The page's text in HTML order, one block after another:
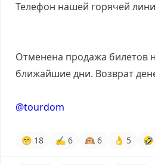
Телефон нашей горячей
Отменена продажа билетов
ближайшие дни. Возврат
@tourdom
😁 18 ✍ 6 🙉 6 👌 5 🤣